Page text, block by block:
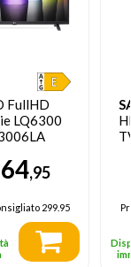
FullHD
LQ6300
,95
299.95